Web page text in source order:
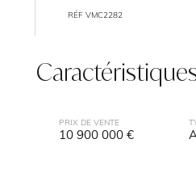
RÉF VMC2282
PRIX DE VENTE
10 900 000 €